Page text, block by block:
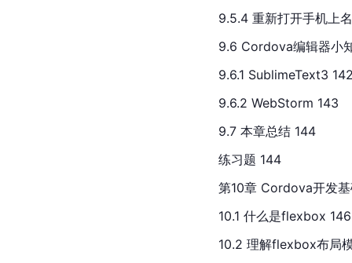
9.5.4 重新打开手机上
9.6 Cordova编辑器小
9.6.1 SublimeText3
9.6.2 WebStorm 143
9.7 本章总结 144
练习题 144
第10章 Cordova开发
10.1 什么是flexbox 146
10.2 理解flexbox布局